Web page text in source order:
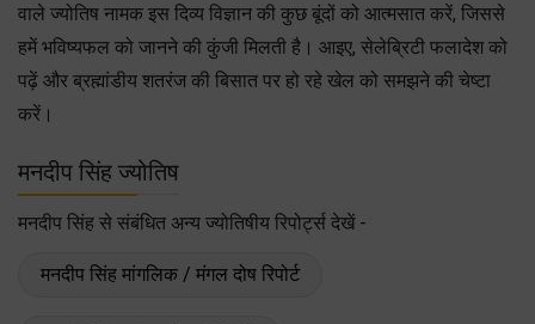
वाले ज्योतिष नामक इस दिव्य विज्ञान की कुछ बूंदों को आत्मसात करें, जिससे
हमें भविष्यफल को जानने की कुंजी मिलती है। आइए, सेलेब्रिटी फलादेश को
पढ़ें और ब्रह्मांडीय शतरंज की बिसात पर हो रहे खेल को समझने की चेष्टा
करें।
मनदीप सिंह ज्योतिष
मनदीप सिंह से संबंधित अन्य ज्योतिषीय रिपोर्ट्स देखें -
मनदीप सिंह मांगलिक / मंगल दोष रिपोर्ट